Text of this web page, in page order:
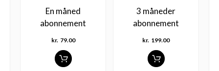
En måned
abonnement
kr. 79.00
3 måneder
abonnement
kr. 199.00